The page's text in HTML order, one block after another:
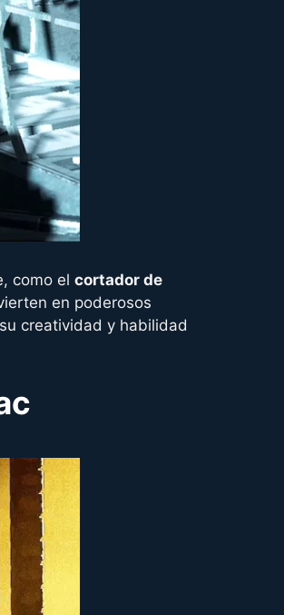
como el cortador de
en poderosos
creatividad y habilidad